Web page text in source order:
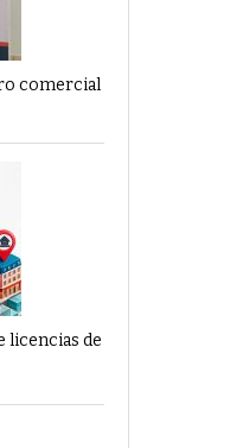
comercial
licencias de